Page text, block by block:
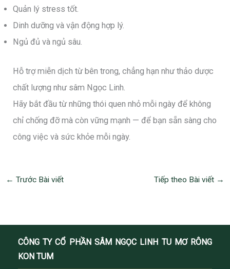
Quản lý stress tốt.
Dinh dưỡng và vận động hợp lý.
Ngủ đủ và ngủ sâu.
Hỗ trợ miễn dịch từ bên trong, chẳng hạn như thảo dược
chất lượng như sâm Ngọc Linh.
Hãy bắt đầu từ những thói quen nhỏ mỗi ngày để không
chỉ chống đỡ mà còn vững mạnh — để bạn sẵn sàng cho
công việc và sức khỏe mỗi ngày.
← Trước Bài viết Tiếp theo Bài viết →
CÔNG TY CỔ PHẦN SÂM NGỌC LINH TU MƠ RÔNG
KON TUM